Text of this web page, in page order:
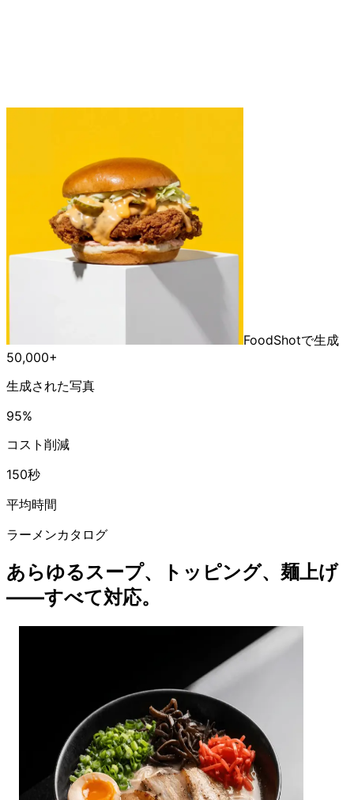
FoodShotで生成
50,000+
生成された写真
95%
コスト削減
150秒
平均時間
ラーメンカタログ
あらゆるスープ、トッピング、麺上げ
——すべて対応。